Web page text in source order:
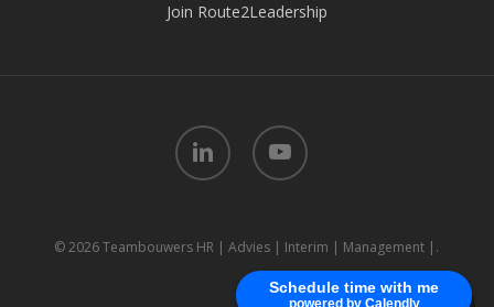
Schedule time with me
powered by Calendly
Join Route2Leadership
linkedin youtube
© 2026 Teambouwers HR | Advies | Interim | Management |.